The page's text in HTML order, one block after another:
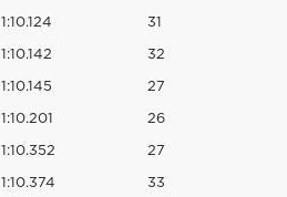
1:10.124 31
1:10.142 32
1:10.145 27
1:10.201 26
1:10.352 27
1:10.374 33